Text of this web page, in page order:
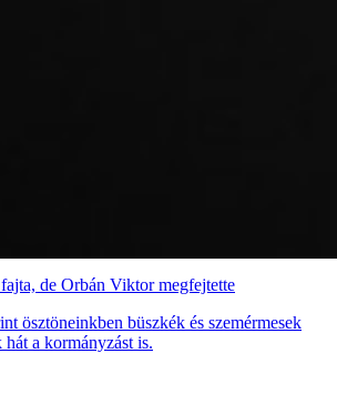
de Orbán Viktor megfejtette
ösztöneinkben büszkék és szemérmesek
a kormányzást is.